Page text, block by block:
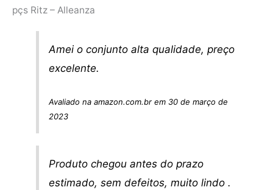
pçs Ritz – Alleanza
Amei o conjunto alta qualidade, preço
excelente.
Avaliado na amazon.com.br em 30 de março de
2023
Produto chegou antes do prazo
estimado, sem defeitos, muito lindo .